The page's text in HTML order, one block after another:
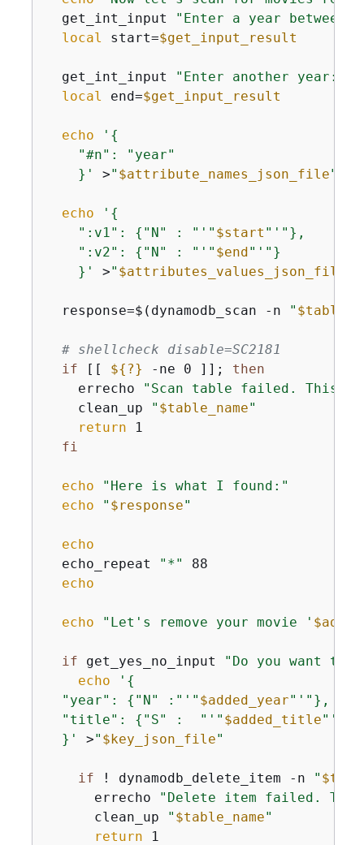
  get_int_input
"Enter a year between
local
start=$get_input_result
  get_int_input
"Enter another year: "
local
end=$get_input_result
echo ' {
    "#n": "year"
    }'
>" $attribute_names_json_file"
echo ' {
    ":v1":
{ "N" : "' " $start " '"},
    ":v2":
{ "N" : "' " $end" '"}
    }'
>" $attributes_values_json_file
  response=$(dynamodb_scan -n
"
# shellcheck disable=SC2181
if [[ ${ ?} -ne 0 ]]; then
    errecho
"Scan table failed. This
    clean_up
" $table_name"
return 1
fi
echo
"Here is what I found:"
echo
" $response"
echo
  echo_repeat
"*"
88
echo
echo "Let's remove your movie '
if get_yes_no_input
"Do you want to
echo
' {
  "year":
{ "N" :"' " $added_year" '"},
  "title":
{ "S" :  "' " $added_title" '"}
  }'
>" $key_json_file"
if ! dynamodb_delete_item -n "
      errecho
"Delete item failed.
      clean_up
" $table_name"
return 1